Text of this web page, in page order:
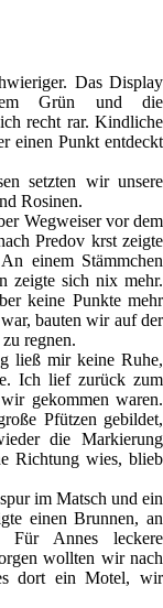
Das Display
Grün und die
recht rar. Kindliche
einen Punkt entdeckt
setzten wir unsere
Rosinen.
Wegweiser vor dem
Predov krst zeigte
einem Stämmchen
zeigte sich nix mehr.
keine Punkte mehr
bauten wir auf der
regnen.
ließ mir keine Ruhe,
Ich lief zurück zum
gekommen waren.
Pfützen gebildet,
die Markierung
Richtung wies, blieb
im Matsch und ein
einen Brunnen, an
Für Annes leckere
wollten wir nach
dort ein Motel, wir